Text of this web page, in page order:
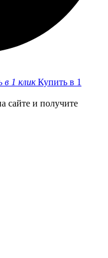
Купить в 1
сайте и получите